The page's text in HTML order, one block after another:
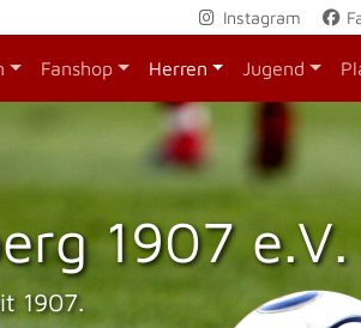
Instagram
Fanshop Herren Jugend
1907 e.V.
1907.